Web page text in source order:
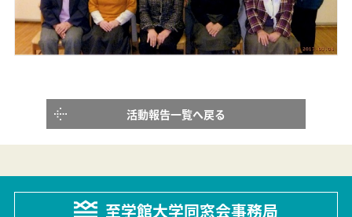
活動報告一覧へ戻る
至学館大学同窓会事務局